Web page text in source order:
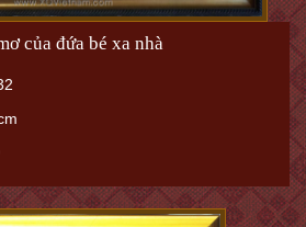
của đứa bé xa nhà